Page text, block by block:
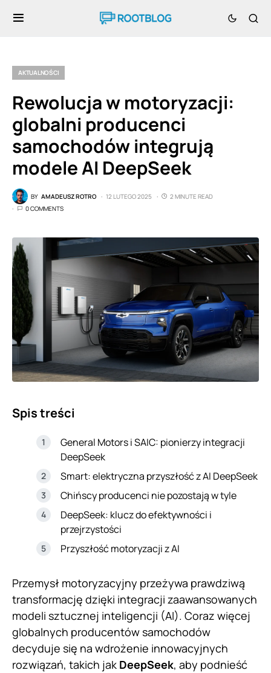
AKTUALNOŚCI
Rewolucja w motoryzacji:
globalni producenci
samochodów integrują
modele AI DeepSeek
BY AMADEUSZ ROTRO 12 LUTEGO 2025
2 MINUTE READ
0 COMMENTS
Spis treści
General Motors i SAIC: pionierzy integracji
DeepSeek
Smart: elektryczna przyszłość z AI DeepSeek
Chińscy producenci nie pozostają w tyle
DeepSeek: klucz do efektywności i
przejrzystości
Przyszłość motoryzacji z AI
Przemysł motoryzacyjny przeżywa prawdziwą
transformację dzięki integracji zaawansowanych
modeli sztucznej inteligencji (AI). Coraz więcej
globalnych producentów samochodów
decyduje się na wdrożenie innowacyjnych
rozwiązań, takich jak DeepSeek, aby podnieść